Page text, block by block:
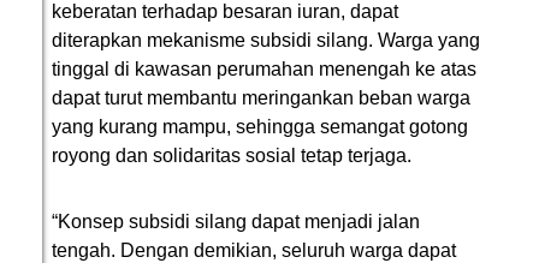
keberatan terhadap besaran iuran, dapat
diterapkan mekanisme subsidi silang. Warga yang
tinggal di kawasan perumahan menengah ke atas
dapat turut membantu meringankan beban warga
yang kurang mampu, sehingga semangat gotong
royong dan solidaritas sosial tetap terjaga.
“Konsep subsidi silang dapat menjadi jalan
tengah. Dengan demikian, seluruh warga dapat